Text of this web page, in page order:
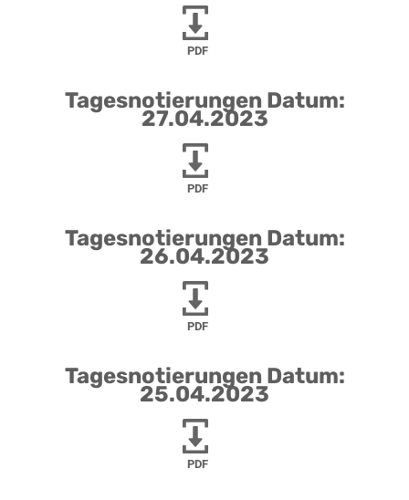
PDF
Tagesnotierungen Datum:
27.04.2023
PDF
Tagesnotierungen Datum:
26.04.2023
PDF
Tagesnotierungen Datum:
25.04.2023
PDF